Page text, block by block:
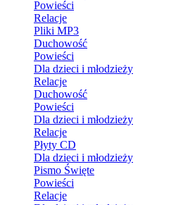
Powieści
Relacje
Pliki MP3
Duchowość
Powieści
Dla dzieci i młodzieży
Relacje
Duchowość
Powieści
Dla dzieci i młodzieży
Relacje
Płyty CD
Dla dzieci i młodzieży
Pismo Święte
Powieści
Relacje